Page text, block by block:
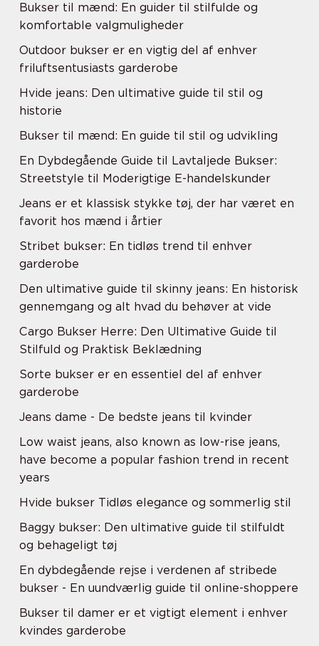
Bukser til mænd: En guider til stilfulde og
komfortable valgmuligheder
Outdoor bukser er en vigtig del af enhver
friluftsentusiasts garderobe
Hvide jeans: Den ultimative guide til stil og
historie
Bukser til mænd: En guide til stil og udvikling
En Dybdegående Guide til Lavtaljede Bukser:
Streetstyle til Moderigtige E-handelskunder
Jeans er et klassisk stykke tøj, der har været en
favorit hos mænd i årtier
Stribet bukser: En tidløs trend til enhver
garderobe
Den ultimative guide til skinny jeans: En historisk
gennemgang og alt hvad du behøver at vide
Cargo Bukser Herre: Den Ultimative Guide til
Stilfuld og Praktisk Beklædning
Sorte bukser er en essentiel del af enhver
garderobe
Jeans dame - De bedste jeans til kvinder
Low waist jeans, also known as low-rise jeans,
have become a popular fashion trend in recent
years
Hvide bukser Tidløs elegance og sommerlig stil
Baggy bukser: Den ultimative guide til stilfuldt
og behageligt tøj
En dybdegående rejse i verdenen af stribede
bukser - En uundværlig guide til online-shoppere
Bukser til damer er et vigtigt element i enhver
kvindes garderobe